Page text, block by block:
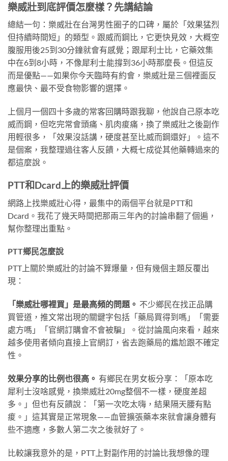
樂威壯到底評價怎麼樣？先講結論
總結一句：樂威壯在台灣男性圈子的口碑，屬於「效果猛烈
但持續時間短」的類型。跟威而鋼比，它更快見效，大概空
腹服用後25到30分鐘就會有感覺；跟犀利士比，它藥效集
中在6到8小時，不像犀利士能撐到36小時那麼長。但這反
而是優點——如果你今天臨時有約會，樂威壯是三個裡面反
應最快、最不受食物影響的選擇。
上個月一個四十多歲的常客回購時跟我聊，他說自己原本吃
威而鋼，但吃完常會頭痛、肌肉痠痛，換了樂威壯之後副作
用輕很多，「效果沒話講，硬度甚至比威而鋼還好」。這不
是個案，我整理過往客人反饋，大概七成從其他藥轉過來的
都這麼說。
PTT和Dcard上的樂威壯評價
網路上找樂威壯心得，最集中的兩個平台就是PTT和
Dcard。我花了幾天時間把那兩三年內的討論串翻了個遍，
幫你整理出重點。
PTT鄉民怎麼說
PTT上關於樂威壯的討論不算爆量，但有幾個主題反覆出
現：
「樂威壯哪裡買」是最高頻的問題。 不少鄉民在找正品購
買管道，推文常出現的關鍵字包括「藥局買得到嗎」「需要
處方嗎」「官網訂購會不會被騙」。從討論風向來看，越來
越多使用者傾向直接上官網訂，省去跑藥局的尷尬跟不確定
性。
效果分享的比例也很高。 有鄉民在男女板分享：「原本吃
犀利士沒啥感覺，換樂威壯20mg整個不一樣，硬度差超
多。」但也有反饋說：「第一次吃太嗨，結果隔天腰有點
痠。」這其實是正常現象——血管擴張藥本來就會讓身體有
些不適應，多數人第二次之後就好了。
比較讓我意外的是，PTT上對副作用的討論比我想像的理